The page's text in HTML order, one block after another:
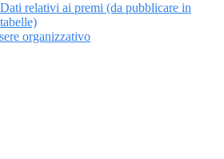
Dati relativi ai premi (da pubblicare in
tabelle)
organizzativo